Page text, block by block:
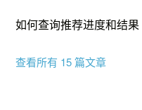
如何查询推荐进度和结果
查看所有 15 篇文章